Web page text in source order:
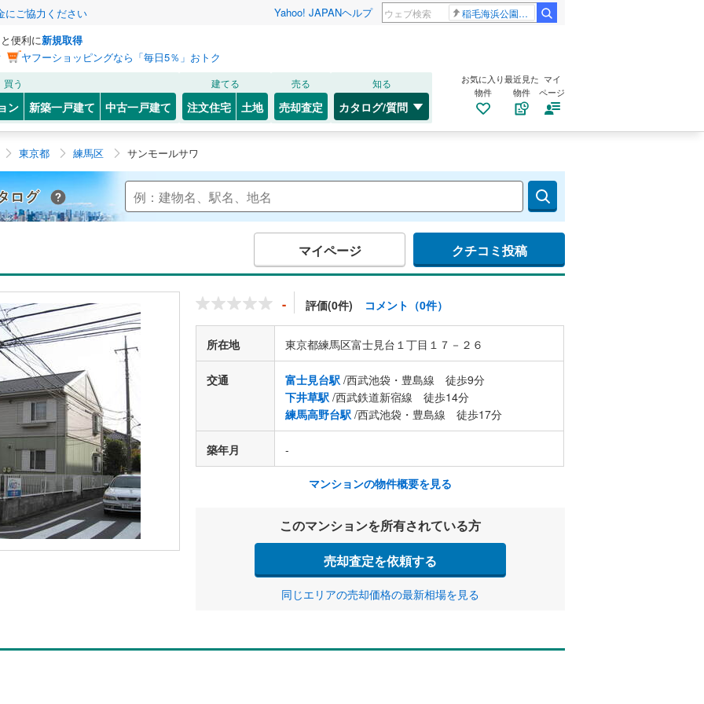
にご協力ください Yahoo! JAPANヘルプ 稲毛海浜公園プール
便利に新規取得
ヤフーショッピングなら「毎日5％」おトク
買う
ン 新築一戸建て 中古一戸建て
建てる
注文住宅 土地
売る
売却査定
知る
カタログ/質問
お気に入り
物件
最近見た
物件
マイ
ページ
東京都 練馬区 サンモールサワ
Yahoo!不動産 マンションカタログ
マイページ クチコミ投稿
- 評価(0件) コメント（0件）
所在地 東京都練馬区富士見台１丁目１７－２６
交通 富士見台駅 /西武池袋・豊島線 徒歩9分
下井草駅 /西武鉄道新宿線 徒歩14分
練馬高野台駅 /西武池袋・豊島線 徒歩17分
築年月 -
マンションの物件概要を見る
このマンションを所有されている方
売却査定を依頼する
同じエリアの売却価格の最新相場を見る